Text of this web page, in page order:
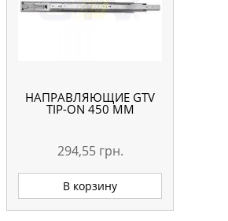
НАПРАВЛЯЮЩИЕ GTV
TIP-ON 450 ММ
294,55 грн.
В корзину